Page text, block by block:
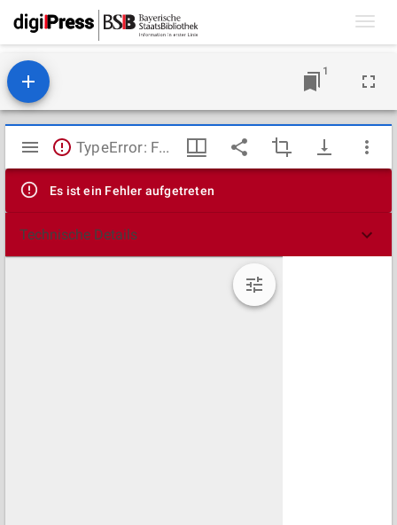
1
Mirador
Viewer
TypeError: Failed to fetch
Es ist ein Fehler aufgetreten
Technische Details